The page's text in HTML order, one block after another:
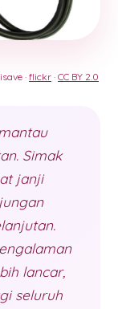
·flickr · CC BY 2.0
Simak
janji
lancar,
seluruh